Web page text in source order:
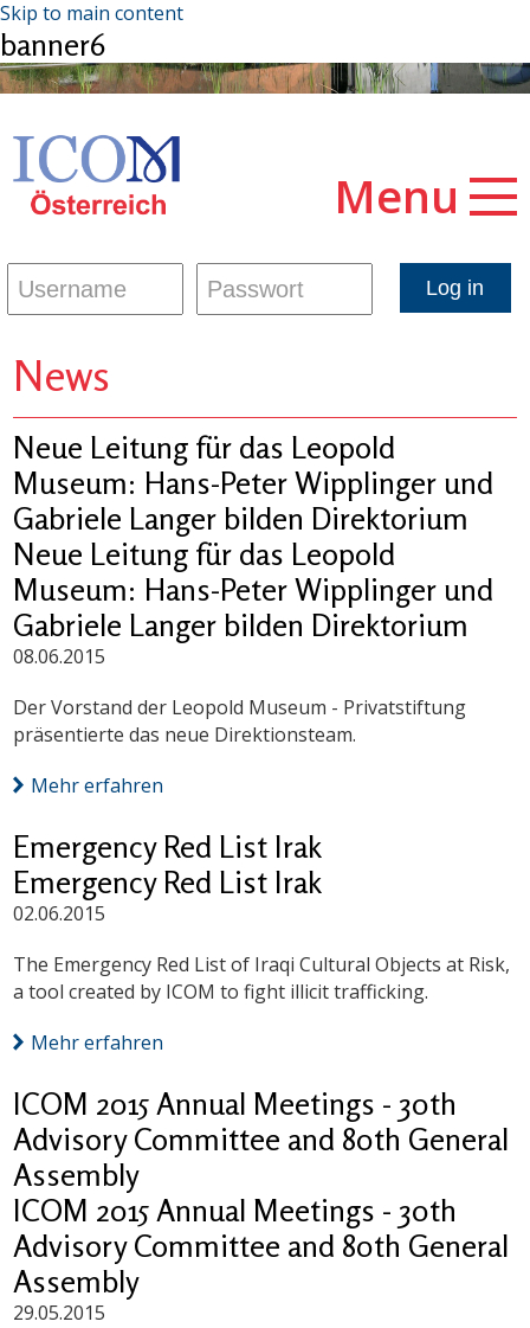
Skip to main content
banner6
Menu
News
Neue Leitung für das Leopold
Museum: Hans-Peter Wipplinger und
Gabriele Langer bilden Direktorium
Neue Leitung für das Leopold
Museum: Hans-Peter Wipplinger und
Gabriele Langer bilden Direktorium
08.06.2015
Der Vorstand der Leopold Museum - Privatstiftung
präsentierte das neue Direktionsteam.
Mehr erfahren
Emergency Red List Irak
Emergency Red List Irak
02.06.2015
The Emergency Red List of Iraqi Cultural Objects at Risk,
a tool created by ICOM to fight illicit trafficking.
Mehr erfahren
ICOM 2015 Annual Meetings - 30th
Advisory Committee and 80th General
Assembly
ICOM 2015 Annual Meetings - 30th
Advisory Committee and 80th General
Assembly
29.05.2015